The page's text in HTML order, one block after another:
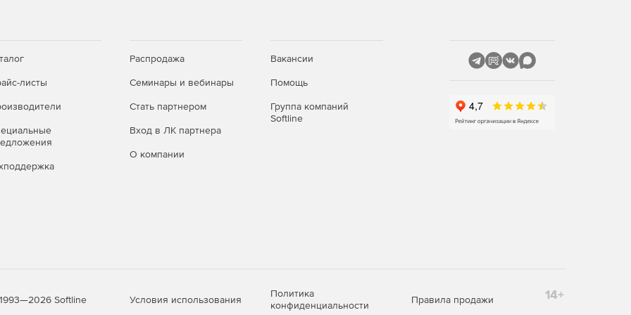
листы
Распродажа
Семинары и вебинары
Стать партнером
Вход в ЛК партнера
О компании
Вакансии
Помощь
Группа компаний
Softline
Softline Условия использования
Политика
конфиденциальности
Правила продажи 14+